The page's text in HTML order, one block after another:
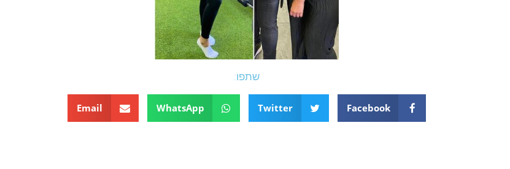
שתפו:
Facebook
Twitter
WhatsApp
Email